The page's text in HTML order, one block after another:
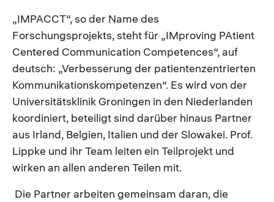
„IMPACCT“, so der Name des
Forschungsprojekts, steht für „IMproving PAtient
Centered Communication Competences“, auf
deutsch: „Verbesserung der patientenzentrierten
Kommunikationskompetenzen“. Es wird von der
Universitätsklinik Groningen in den Niederlanden
koordiniert, beteiligt sind darüber hinaus Partner
aus Irland, Belgien, Italien und der Slowakei. Prof.
Lippke und ihr Team leiten ein Teilprojekt und
wirken an allen anderen Teilen mit.
Die Partner arbeiten gemeinsam daran, die